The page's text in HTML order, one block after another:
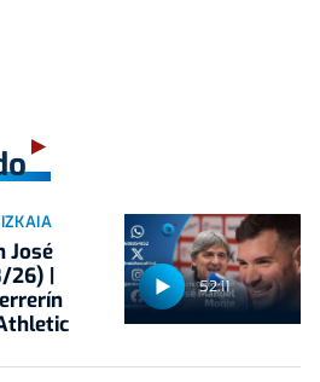
52:11
José
26) |